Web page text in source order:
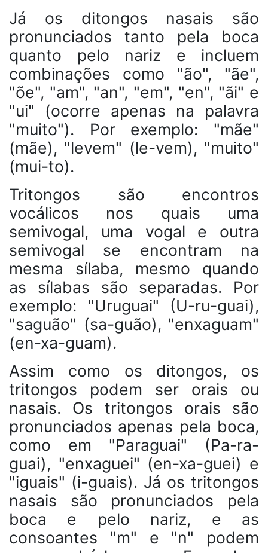
Já os ditongos nasais são
pronunciados tanto pela boca
quanto pelo nariz e incluem
combinações como "ão", "ãe",
"õe", "am", "an", "em", "en", "ãi" e
"ui" (ocorre apenas na palavra
"muito"). Por exemplo: "mãe"
(mãe), "levem" (le-vem), "muito"
(mui-to).
Tritongos são encontros
vocálicos nos quais uma
semivogal, uma vogal e outra
semivogal se encontram na
mesma sílaba, mesmo quando
as sílabas são separadas. Por
exemplo: "Uruguai" (U-ru-guai),
"saguão" (sa-guão), "enxaguam"
(en-xa-guam).
Assim como os ditongos, os
tritongos podem ser orais ou
nasais. Os tritongos orais são
pronunciados apenas pela boca,
como em "Paraguai" (Pa-ra-
guai), "enxaguei" (en-xa-guei) e
"iguais" (i-guais). Já os tritongos
nasais são pronunciados pela
boca e pelo nariz, e as
consoantes "m" e "n" podem